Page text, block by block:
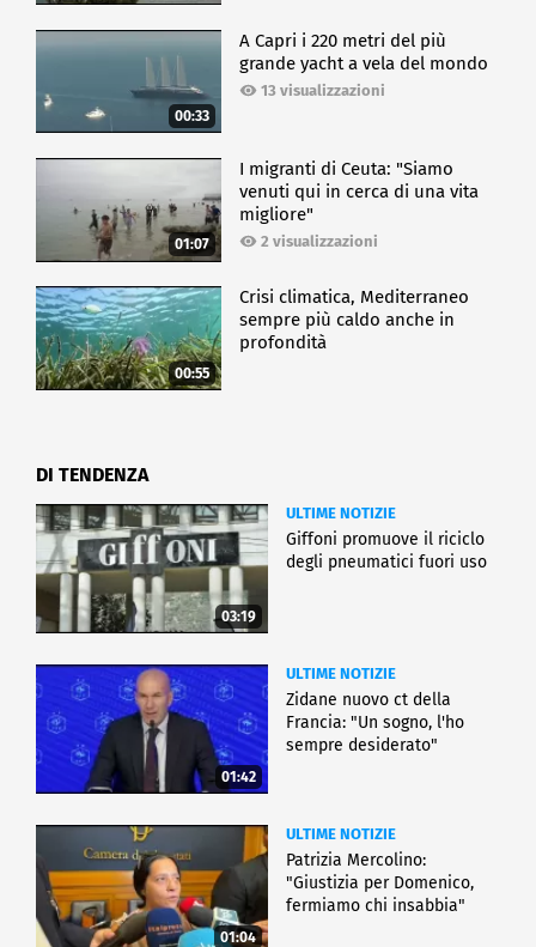
00:33
A Capri i 220 metri del più
grande yacht a vela del mondo
13 visualizzazioni
01:07
I migranti di Ceuta: "Siamo
venuti qui in cerca di una vita
migliore"
2 visualizzazioni
00:55
Crisi climatica, Mediterraneo
sempre più caldo anche in
profondità
DI TENDENZA
03:19
ULTIME NOTIZIE
Giffoni promuove il riciclo
degli pneumatici fuori uso
01:42
ULTIME NOTIZIE
Zidane nuovo ct della
Francia: "Un sogno, l'ho
sempre desiderato"
01:04
ULTIME NOTIZIE
Patrizia Mercolino:
"Giustizia per Domenico,
fermiamo chi insabbia"